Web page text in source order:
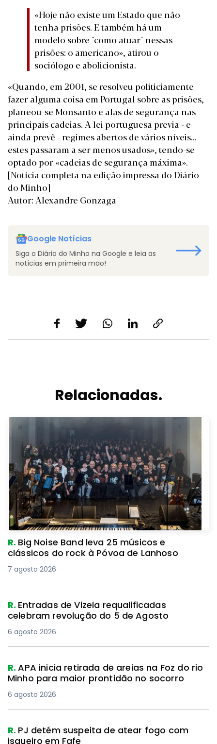
«Hoje não existe um Estado que não
tenha prisões. E também há um
modelo sobre "como atuar" nessas
prisões: o americano», atirou o
sociólogo e abolicionista.
«Quando, em 2001, se resolveu politiciamente
fazer alguma coisa em Portugal sobre as prisões,
planeou-se Monsanto e alas de segurança nas
principais cadeias. A lei portuguesa previa - e
ainda prevê - regimes abertos de vários níveis...
estes passaram a ser menos usados», tendo-se
optado por «cadeias de segurança máxima».
[Notícia completa na edição impressa do Diário
do Minho]
Autor: Alexandre Gonzaga
Google Notícias
Siga o Diário do Minho na Google e leia as
notícias em primeira mão!
Relacionadas.
R. Big Noise Band leva 25 músicos e
clássicos do rock à Póvoa de Lanhoso
7 agosto 2026
R. Entradas de Vizela requalificadas
celebram revolução do 5 de Agosto
6 agosto 2026
R.APA inicia retirada de areias na Foz do rio
Minho para maior prontidão no socorro
6 agosto 2026
R. PJ detém suspeita de atear fogo com
isqueiro em Fafe